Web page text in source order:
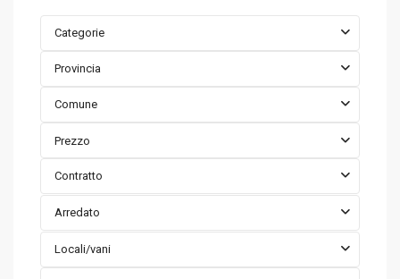
Categorie
Provincia
Comune
Prezzo
Contratto
Arredato
Locali/vani